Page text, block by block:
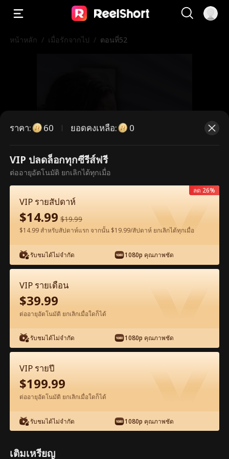
หน้าหลัก / เมื่อรักจากไป / ตอนที่52
ตอนนี้เป็นตอนพรีเมียม กรุณาปลดล็อก
เพื่อรับชม
ปลดล็อกทันที
ดูฟรีในแอป
ภาพยนตร์เต็มเรื่อง
52 53 54 55 56
ราคา: 60 ยอดคงเหลือ: 0
VIP ปลดล็อกทุกซีรีส์ฟรี
ต่ออายุอัตโนมัติ ยกเลิกได้ทุกเมื่อ
VIP รายสัปดาห์
$14.99 $19.99
$14.99 สำหรับสัปดาห์แรก จากนั้น $19.99/สัปดาห์ ยกเลิกได้ทุกเมื่อ
รับชมได้ไม่จำกัด 1080p คุณภาพชัด
ลด 26%
VIP รายเดือน
$39.99
ต่ออายุอัตโนมัติ ยกเลิกเมื่อใดก็ได้
รับชมได้ไม่จำกัด 1080p คุณภาพชัด
VIP รายปี
$199.99
ต่ออายุอัตโนมัติ ยกเลิกเมื่อใดก็ได้
รับชมได้ไม่จำกัด 1080p คุณภาพชัด
เติมเหรียญ